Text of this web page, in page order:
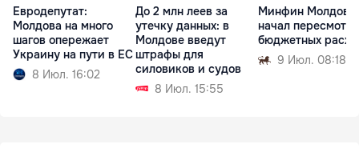
Евродепутат:
Молдова на много
шагов опережает
Украину на пути в ЕС
8 Июл. 16:02
До 2 млн леев за
утечку данных: в
Молдове введут
штрафы для
силовиков и судов
8 Июл. 15:55
Минфин Молдовы
начал пересмотр
бюджетных
9 Июл. 08:18